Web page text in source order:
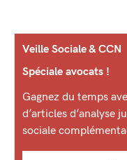
Veille Sociale & CCN
Spéciale avocats !
Gagnez du temps
d’articles d’analyse
sociale